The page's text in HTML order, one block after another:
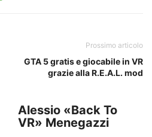
Prossimo articolo
GTA 5 gratis e giocabile in VR
grazie alla R.E.A.L. mod
Alessio «Back To
VR» Menegazzi